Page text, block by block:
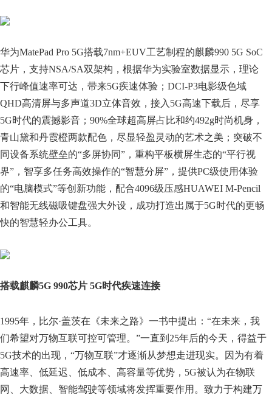
华为MatePad Pro 5G搭载7nm+EUV工艺制程的麒麟990 5G SoC
芯片，支持NSA/SA双架构，根据华为实验室数据显示，理论
下行峰值速率可达，带来5G疾速体验；DCI-P3电影级色域
QHD高清屏与多声道3D立体音效，接入5G高速下载后，尽享
5G时代的震撼影音；90%全球超高屏占比和约492g时尚机身，
青山黛和丹霞橙两款配色，尽显轻盈灵动的艺术之美；突破不
同设备系统壁垒的“多屏协同”，重构平板横屏生态的“平行视
界”，智享多任务高效操作的“智慧分屏”，提供PC级使用体验
的“电脑模式”等创新功能，配合4096级压感HUAWEI M-Pencil
和智能无线磁吸键盘强大外设，成功打造出属于5G时代的更畅
快的智慧轻办公工具。
搭载麒麟5G 990芯片 5G时代疾速连接
1995年，比尔·盖茨在《未来之路》一书中提出：“在未来，我
们希望对万物互联可控可管理。”一直到25年后的今天，得益于
5G技术的出现，“万物互联”才逐渐从梦想走进现实。因为有着
高速率、低延迟、低成本、高容量等优势，5G被认为在物联
网、大数据、智能驾驶等领域将发挥重要作用。致力于构建万